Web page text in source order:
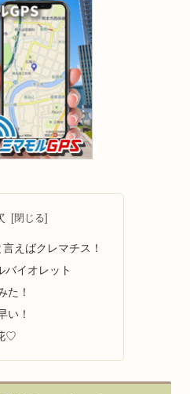
えばクレマチス！
バイオレット
た！
い！
♡